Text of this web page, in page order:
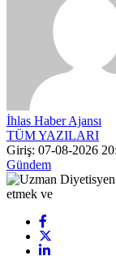
İhlas Haber Ajansı
TÜM YAZILARI
Giriş: 07-08-2026
Gündem